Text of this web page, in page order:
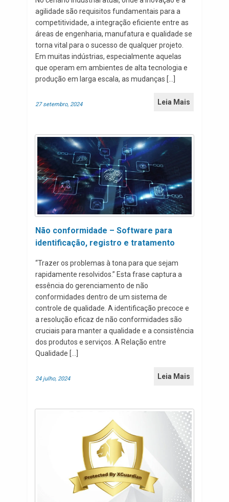
agilidade são requisitos fundamentais para a
competitividade, a integração eficiente entre as
áreas de engenharia, manufatura e qualidade se
torna vital para o sucesso de qualquer projeto.
Em muitas indústrias, especialmente aquelas
que operam em ambientes de alta tecnologia e
produção em larga escala, as mudanças […]
27 setembro, 2024 Leia Mais
Não conformidade – Software para
identificação, registro e tratamento
“Trazer os problemas à tona para que sejam
rapidamente resolvidos.” Esta frase captura a
essência do gerenciamento de não
conformidades dentro de um sistema de
controle de qualidade. A identificação precoce e
a resolução eficaz de não conformidades são
cruciais para manter a qualidade e a consistência
dos produtos e serviços. A Relação entre
Qualidade […]
24 julho, 2024 Leia Mais